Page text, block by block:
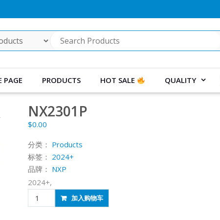
PAGE PRODUCTS HOT SALE QUALITY
NX2301P
$0.00
分类： Products
标签： 2024+
品牌： NXP
2024+,
NX2301P
数
加入购物车